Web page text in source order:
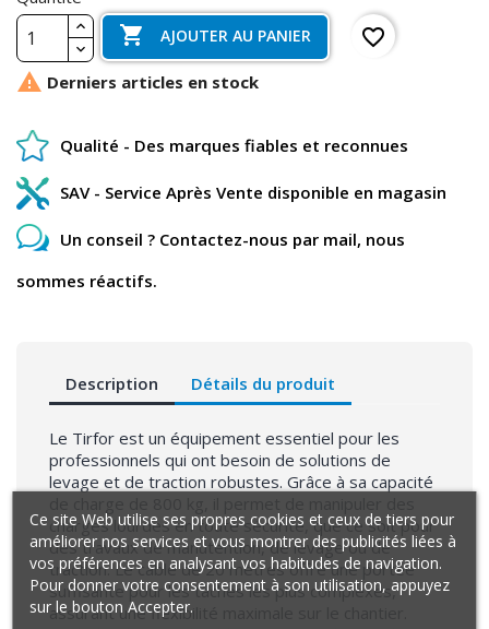
 AJOUTER AU PANIER
favorite_border
 Derniers articles en stock
Qualité - Des marques fiables et reconnues
SAV - Service Après Vente disponible en magasin
Un conseil ? Contactez-nous par mail, nous
sommes réactifs.
Description Détails du produit
Le Tirfor est un équipement essentiel pour les
professionnels qui ont besoin de solutions de
levage et de traction robustes. Grâce à sa capacité
charges lourdes en toute sécurité, que ce soit pour
des travaux de manutention, de levage ou de
traction. Le câble de 20 mètres offre une portée
suffisante pour les tâches les plus complexes,
assurant une flexibilité maximale sur le chantier.
Ce site Web utilise ses propres cookies et ceux de tiers pour
améliorer nos services et vous montrer des publicités liées à
vos préférences en analysant vos habitudes de navigation.
Pour donner votre consentement à son utilisation, appuyez
sur le bouton Accepter.